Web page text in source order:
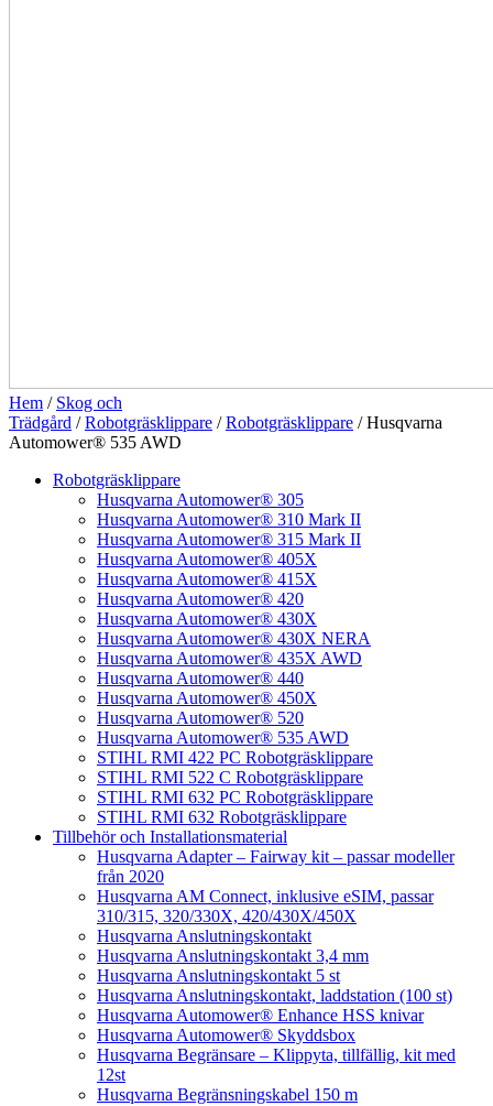
Hem / Skog och
Trädgård /Robotgräsklippare /Robotgräsklippare / Husqvarna
Automower® 535 AWD
Robotgräsklippare
Husqvarna Automower® 305
Husqvarna Automower® 310 Mark II
Husqvarna Automower® 315 Mark II
Husqvarna Automower® 405X
Husqvarna Automower® 415X
Husqvarna Automower® 420
Husqvarna Automower® 430X
Husqvarna Automower® 430X NERA
Husqvarna Automower® 435X AWD
Husqvarna Automower® 440
Husqvarna Automower® 450X
Husqvarna Automower® 520
Husqvarna Automower® 535 AWD
STIHL RMI 422 PC Robotgräsklippare
STIHL RMI 522 C Robotgräsklippare
STIHL RMI 632 PC Robotgräsklippare
STIHL RMI 632 Robotgräsklippare
Tillbehör och Installationsmaterial
Husqvarna Adapter – Fairway kit – passar modeller
från 2020
Husqvarna AM Connect, inklusive eSIM, passar
310/315, 320/330X, 420/430X/450X
Husqvarna Anslutningskontakt
Husqvarna Anslutningskontakt 3,4 mm
Husqvarna Anslutningskontakt 5 st
Husqvarna Anslutningskontakt, laddstation (100 st)
Husqvarna Automower® Enhance HSS knivar
Husqvarna Automower® Skyddsbox
Husqvarna Begränsare – Klippyta, tillfällig, kit med
12st
Husqvarna Begränsningskabel 150 m